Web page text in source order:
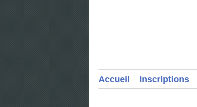
Accueil Inscriptions